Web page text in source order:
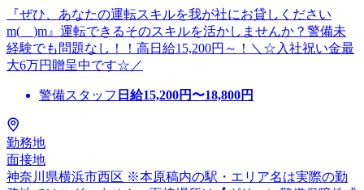
『ぜひ、あなたの運転スキルを我が社にお貸しください
m(__)m』運転できるそのスキルを活かしませんか？警備未
経験でも問題なし！！高日給15,200円～！＼☆入社祝い金最
大6万円贈呈中です☆／
警備スタッフ 日給15,200円〜18,800円
勤務地
面接地
神奈川県横浜市西区 ※本原稿内の駅・エリア名は実際の勤